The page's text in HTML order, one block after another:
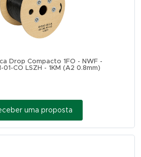
Drop Compacto 1FO - NWF -
CO LSZH - 1KM (A2 0.8mm)
uma proposta